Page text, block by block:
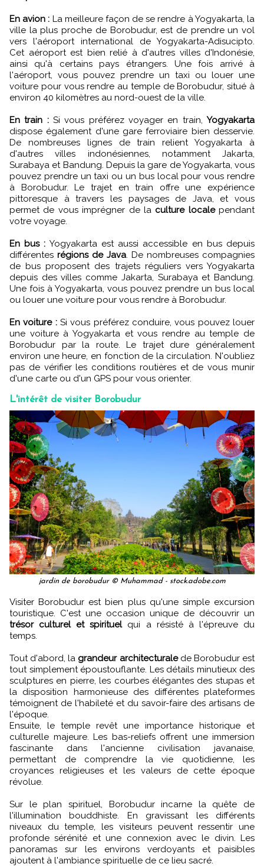
En avion : La meilleure façon de se rendre à Yogyakarta, la
ville la plus proche de Borobudur, est de prendre un vol
vers l'aéroport international de Yogyakarta-Adisucipto.
Cet aéroport est bien relié à d'autres villes d'Indonésie,
ainsi qu'à certains pays étrangers. Une fois arrivé à
l'aéroport, vous pouvez prendre un taxi ou louer une
voiture pour vous rendre au temple de Borobudur, situé à
environ 40 kilomètres au nord-ouest de la ville.
En train :Si vous préférez voyager en train,Yogyakarta
dispose également d'une gare ferroviaire bien desservie.
De nombreuses lignes de train relient Yogyakarta à
d'autres villes indonésiennes, notamment Jakarta,
Surabaya et Bandung. Depuis la gare de Yogyakarta, vous
pouvez prendre un taxi ou un bus local pour vous rendre
à Borobudur. Le trajet en train offre une expérience
pittoresque à travers les paysages de Java, et vous
permet de vous imprégner de la culture localependant
votre voyage.
En bus : Yogyakarta est aussi accessible en bus depuis
différentes régions de Java. De nombreuses compagnies
de bus proposent des trajets réguliers vers Yogyakarta
depuis des villes comme Jakarta, Surabaya et Bandung.
Une fois à Yogyakarta, vous pouvez prendre un bus local
ou louer une voiture pour vous rendre à Borobudur.
En voiture :Si vous préférez conduire, vous pouvez louer
une voiture à Yogyakarta et vous rendre au temple de
Borobudur par la route. Le trajet dure généralement
environ une heure, en fonction de la circulation. N'oubliez
pas de vérifier les conditions routières et de vous munir
d'une carte ou d'un GPS pour vous orienter.
L'intérêt de visiter Borobudur
jardin de borobudur © Muhammad - stock.adobe.com
Visiter Borobudur est bien plus qu'une simple excursion
touristique. C'est une occasion unique de découvrir un
trésor culturel et spirituelqui a résisté à l'épreuve du
temps.
Tout d'abord, la grandeur architecturalede Borobudur est
tout simplement époustouflante. Les détails minutieux des
sculptures en pierre, les courbes élégantes des stupas et
la disposition harmonieuse des différentes plateformes
témoignent de l'habileté et du savoir-faire des artisans de
l'époque.
Ensuite, le temple revêt une importance historique et
culturelle majeure. Les bas-reliefs offrent une immersion
fascinante dans l'ancienne civilisation javanaise,
permettant de comprendre la vie quotidienne, les
croyances religieuses et les valeurs de cette époque
révolue.
Sur le plan spirituel, Borobudur incarne la quête de
l'illumination bouddhiste. En gravissant les différents
niveaux du temple, les visiteurs peuvent ressentir une
profonde sérénité et une connexion avec le divin. Les
panoramas sur les environs verdoyants et paisibles
ajoutent à l'ambiance spirituelle de ce lieu sacré.